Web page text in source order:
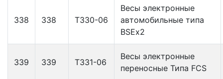
338 338 Т330-06
Весы электронные
автомобильные типа
BSEx2
339 339 Т331-06
Весы электронные
переносные Типа FCS